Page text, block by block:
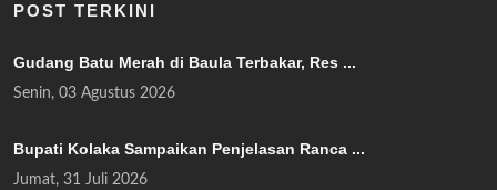
POST TERKINI
Gudang Batu Merah di Baula Terbakar, Res ...
Senin, 03 Agustus 2026
Bupati Kolaka Sampaikan Penjelasan Ranca ...
Jumat, 31 Juli 2026